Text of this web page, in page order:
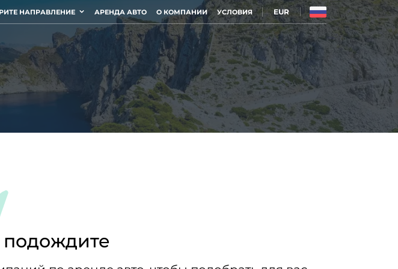
НАПРАВЛЕНИЕ АРЕНДА АВТО О КОМПАНИИ УСЛОВИЯ EUR